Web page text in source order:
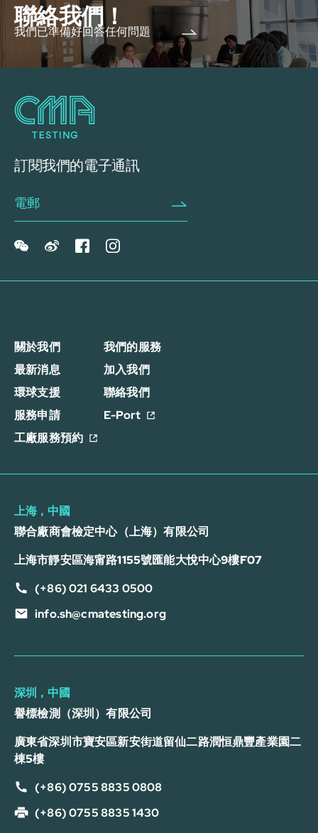
聯絡我們！
我們已準備好回答任何問題
訂閱我們的電子通訊
關於我們
我們的服務
最新消息
加入我們
環球支援
聯絡我們
服務申請
E-Port
工廠服務預約
上海，中國
聯合廠商會檢定中心（上海）有限公司
上海市靜安區海甯路1155號匯能大悅中心9樓F07
(+86) 021 6433 0500
info.sh@cmatesting.org
深圳，中國
譽標檢測（深圳）有限公司
廣東省深圳市寶安區新安街道留仙二路潤恒鼎豐產業園二
棟5樓
(+86) 0755 8835 0808
(+86) 0755 8835 1430